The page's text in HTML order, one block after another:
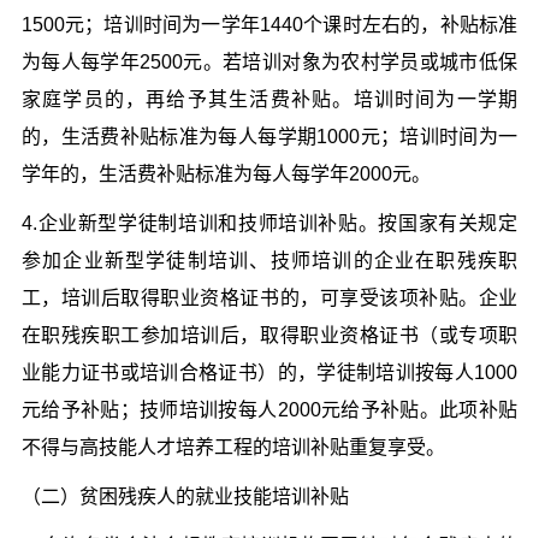
1500元；培训时间为一学年1440个课时左右的，补贴标准
为每人每学年2500元。若培训对象为农村学员或城市低保
家庭学员的，再给予其生活费补贴。培训时间为一学期
的，生活费补贴标准为每人每学期1000元；培训时间为一
学年的，生活费补贴标准为每人每学年2000元。
4.企业新型学徒制培训和技师培训补贴。按国家有关规定
参加企业新型学徒制培训、技师培训的企业在职残疾职
工，培训后取得职业资格证书的，可享受该项补贴。企业
在职残疾职工参加培训后，取得职业资格证书（或专项职
业能力证书或培训合格证书）的，学徒制培训按每人1000
元给予补贴；技师培训按每人2000元给予补贴。此项补贴
不得与高技能人才培养工程的培训补贴重复享受。
（二）贫困残疾人的就业技能培训补贴